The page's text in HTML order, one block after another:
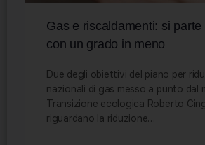
Gas e riscaldamenti: si parte
con un grado in meno
Due degli obiettivi del piano per
nazionali di gas messo a punto dal
Transizione ecologica Roberto
riguardano la riduzione…